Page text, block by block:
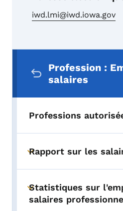
iwd.lmi@iwd.iowa.gov
Profession :
salaires
Professions
Toggle submenu
Rapport sur les
Toggle submenu
Statistiques sur
salaires